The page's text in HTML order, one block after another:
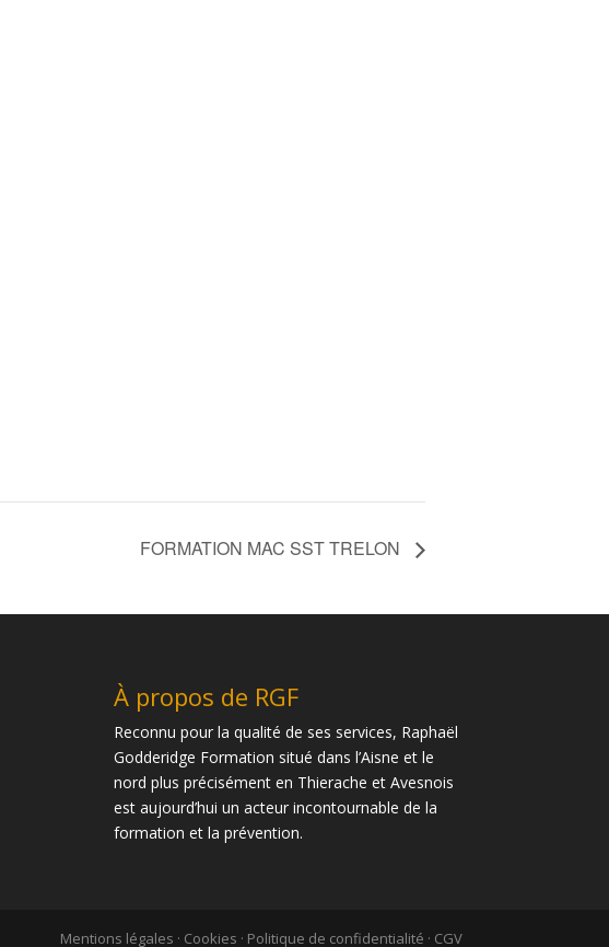
FORMATION MAC SST TRELON
À propos de RGF
Reconnu pour la qualité de ses services, Raphaël
Godderidge Formation situé dans l’Aisne et le
nord plus précisément en Thierache et Avesnois
est aujourd’hui un acteur incontournable de la
formation et la prévention.
Mentions légales · Cookies · Politique de confidentialité · CGV